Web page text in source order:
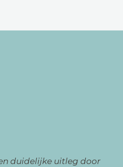
duidelijke uitleg door